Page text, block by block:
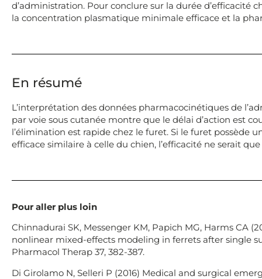
d’administration. Pour conclure sur la durée d’efficacité
la concentration plasmatique minimale efficace et la
En résumé
L’interprétation des données pharmacocinétiques de
par voie sous cutanée montre que le délai d’action est
l’élimination est rapide chez le furet. Si le furet possède
efficace similaire à celle du chien, l’efficacité ne serait
Pour aller plus loin
Chinnadurai SK, Messenger KM, Papich MG, Harms CA
nonlinear mixed-effects modeling in ferrets after single
Pharmacol Therap 37, 382-387.
Di Girolamo N, Selleri P (2016) Medical and surgical